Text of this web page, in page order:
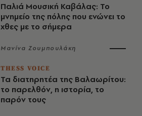
Παλιά Μουσική Καβάλας: Το
μνημείο της πόλης που ενώνει το
χθες με το σήμερα
Μανίνα Ζουμπουλάκη
THESS VOICE
Τα διατηρητέα της Βαλαωρίτου:
το παρελθόν, η ιστορία, το
παρόν τους